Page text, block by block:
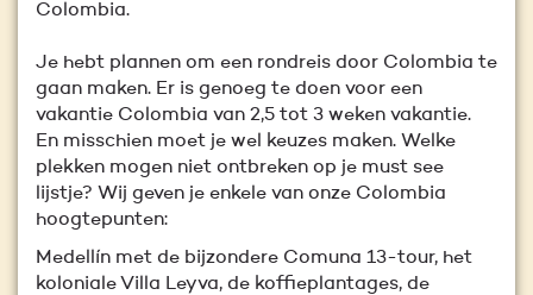
Colombia.
Je hebt plannen om een rondreis door Colombia te
gaan maken. Er is genoeg te doen voor een
vakantie Colombia van 2,5 tot 3 weken vakantie.
En misschien moet je wel keuzes maken. Welke
plekken mogen niet ontbreken op je must see
lijstje? Wij geven je enkele van onze Colombia
hoogtepunten:
Medellín met de bijzondere Comuna 13-tour, het
koloniale Villa Leyva, de koffieplantages, de